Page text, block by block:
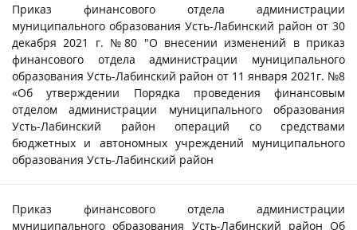
Приказ финансового отдела администрации
муниципального образования Усть-Лабинский район от 30
декабря 2021 г. №80 "О внесении изменений в приказ
финансового отдела администрации муниципального
образования Усть-Лабинский район от 11 января 2021г. №8
«Об утверждении Порядка проведения финансовым
отделом администрации муниципального образования
Усть-Лабинский район операций со средствами
бюджетных и автономных учреждений муниципального
образования Усть-Лабинский район
Приказ финансового отдела администрации
муниципального образования Усть-Лабинский район Об